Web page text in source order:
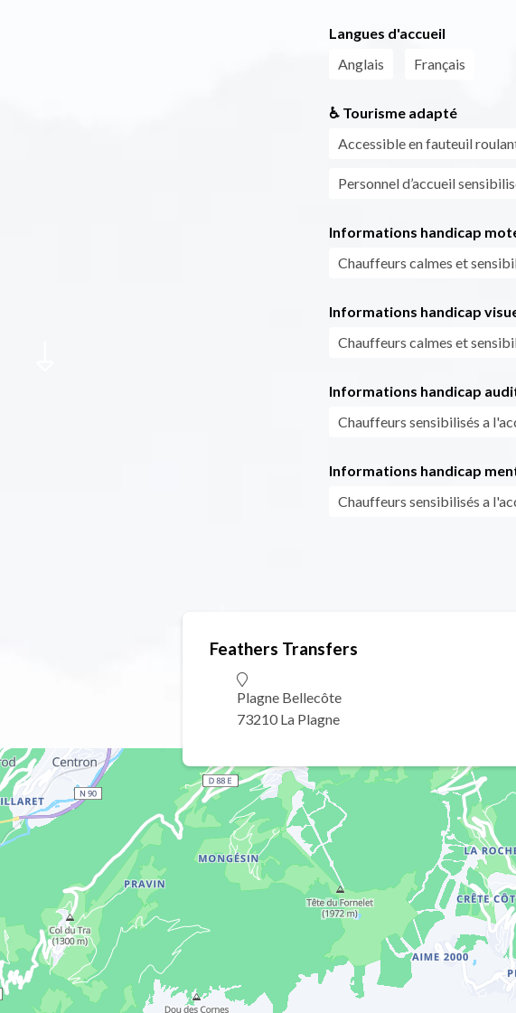
Langues d'accueil
Anglais
Français
♿ Tourisme adapté
Accessible en fauteuil
Personnel d’accueil
Informations handicap
Chauffeurs calmes et
Informations handicap
Chauffeurs calmes et
Informations handicap
Chauffeurs sensibilisés a
Informations handicap
Chauffeurs sensibilisés a
Feathers Transfers
Plagne Bellecôte
73210 La Plagne